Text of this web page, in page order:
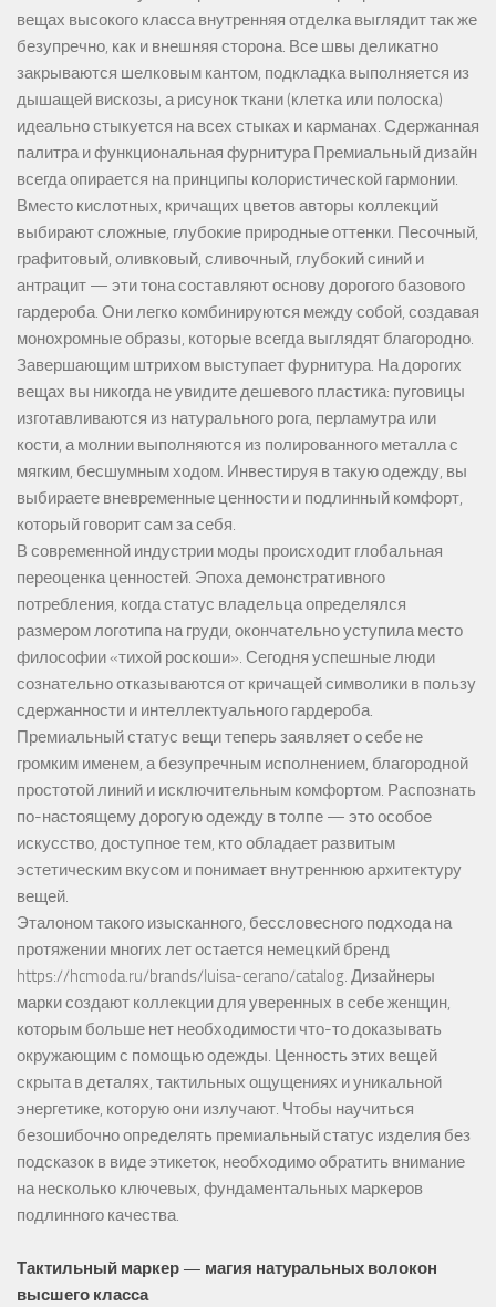
вещах высокого класса внутренняя отделка выглядит так же
безупречно, как и внешняя сторона. Все швы деликатно
закрываются шелковым кантом, подкладка выполняется из
дышащей вискозы, а рисунок ткани (клетка или полоска)
идеально стыкуется на всех стыках и карманах. Сдержанная
палитра и функциональная фурнитура Премиальный дизайн
всегда опирается на принципы колористической гармонии.
Вместо кислотных, кричащих цветов авторы коллекций
выбирают сложные, глубокие природные оттенки. Песочный,
графитовый, оливковый, сливочный, глубокий синий и
антрацит — эти тона составляют основу дорогого базового
гардероба. Они легко комбинируются между собой, создавая
монохромные образы, которые всегда выглядят благородно.
Завершающим штрихом выступает фурнитура. На дорогих
вещах вы никогда не увидите дешевого пластика: пуговицы
изготавливаются из натурального рога, перламутра или
кости, а молнии выполняются из полированного металла с
мягким, бесшумным ходом. Инвестируя в такую одежду, вы
выбираете вневременные ценности и подлинный комфорт,
который говорит сам за себя.
В современной индустрии моды происходит глобальная
переоценка ценностей. Эпоха демонстративного
потребления, когда статус владельца определялся
размером логотипа на груди, окончательно уступила место
философии «тихой роскоши». Сегодня успешные люди
сознательно отказываются от кричащей символики в пользу
сдержанности и интеллектуального гардероба.
Премиальный статус вещи теперь заявляет о себе не
громким именем, а безупречным исполнением, благородной
простотой линий и исключительным комфортом. Распознать
по-настоящему дорогую одежду в толпе — это особое
искусство, доступное тем, кто обладает развитым
эстетическим вкусом и понимает внутреннюю архитектуру
вещей.
Эталоном такого изысканного, бессловесного подхода на
протяжении многих лет остается немецкий бренд
https://hcmoda.ru/brands/luisa-cerano/catalog. Дизайнеры
марки создают коллекции для уверенных в себе женщин,
которым больше нет необходимости что-то доказывать
окружающим с помощью одежды. Ценность этих вещей
скрыта в деталях, тактильных ощущениях и уникальной
энергетике, которую они излучают. Чтобы научиться
безошибочно определять премиальный статус изделия без
подсказок в виде этикеток, необходимо обратить внимание
на несколько ключевых, фундаментальных маркеров
подлинного качества.
Тактильный маркер — магия натуральных волокон
высшего класса